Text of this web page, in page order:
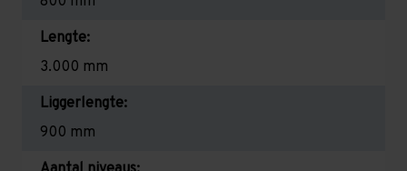
Lengte:
3.000 mm
Liggerlengte:
900 mm